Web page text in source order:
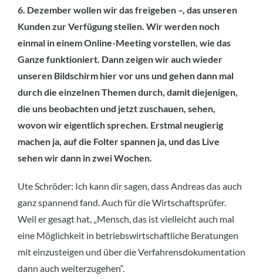
6. Dezember wollen wir das freigeben –, das unseren
Kunden zur Verfügung stellen. Wir werden noch
einmal in einem Online-Meeting vorstellen, wie das
Ganze funktioniert. Dann zeigen wir auch wieder
unseren Bildschirm hier vor uns und gehen dann mal
durch die einzelnen Themen durch, damit diejenigen,
die uns beobachten und jetzt zuschauen, sehen,
wovon wir eigentlich sprechen. Erstmal neugierig
machen ja, auf die Folter spannen ja, und das Live
sehen wir dann in zwei Wochen.
Ute Schröder: Ich kann dir sagen, dass Andreas das auch
ganz spannend fand. Auch für die Wirtschaftsprüfer.
Weil er gesagt hat, „Mensch, das ist vielleicht auch mal
eine Möglichkeit in betriebswirtschaftliche Beratungen
mit einzusteigen und über die Verfahrensdokumentation
dann auch weiterzugehen“.